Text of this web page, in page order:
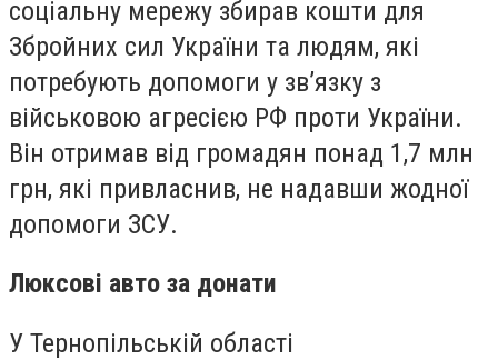
соціальну мережу збирав кошти для
Збройних сил України та людям, які
потребують допомоги у зв’язку з
військовою агресією РФ проти України.
Він отримав від громадян понад 1,7 млн
грн, які привласнив, не надавши жодної
допомоги ЗСУ.
Люксові авто за донати
У Тернопільській області